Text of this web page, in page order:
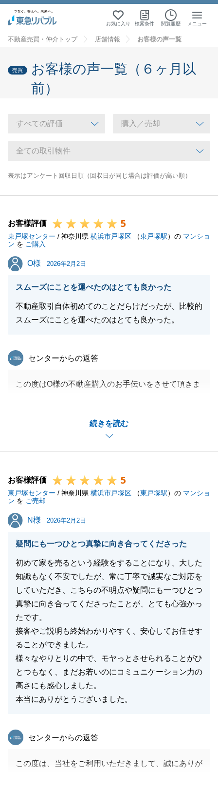
お気に入り 検索条件 閲覧履歴 メニュー
不動産売買・仲介トップ 店舗情報 お客様の声一覧
売買
お客様の声一覧（６ヶ月以
前）
表示はアンケート回収日順（回収日が同じ場合は評価が高い順）
お客様評価 5
東戸塚センター / 神奈川県 横浜市戸塚区 （東戸塚駅）の マンショ
ン を ご購入
O様
O様 2026年2月2日
スムーズにことを運べたのはとても良かった
不動産取引自体初めてのことだらけだったが、比較的
スムーズにことを運べたのはとても良かった。
続きを読む
東急リバブル
センターからの返答
この度はO様の不動産購入のお手伝いをさせて頂きま
き、ご清算準備等ご対応頂きましてありがとうござい
新居でたくさんの思い出をご家族の皆様で育んで頂け
この度は誠にありがとうございました。
また、何かお役に立てる機会がございましたら、いつ
でもご相談をお待ちしておりますので、弊社までお気
軽にご連絡ください。
し上げます。
(ご紹介も募集しておりますのでご親戚・お知り合い
等のご相談もお気軽にお声掛けください)
お客様評価 5
東戸塚センター / 神奈川県 横浜市戸塚区 （東戸塚駅）の マンショ
ン を ご売却
N様
N様 2026年2月2日
疑問にも一つひとつ真摯に向き合ってくださった
初めて家を売るという経験をすることになり、大した
知識もなく不安でしたが、常に丁寧で誠実なご対応を
していただき、こちらの不明点や疑問にも一つひとつ
真摯に向き合ってくださったことが、とても心強かっ
たです。
接客やご説明も終始わかりやすく、安心してお任せす
ることができました。
様々なやりとりの中で、モヤっとさせられることがひ
とつもなく、まだお若いのにコミュニケーション力の
高さにも感心しました。
本当にありがとうございました。
東急リバブル
センターからの返答
この度は、当社をご利用いただきまして、誠にありが